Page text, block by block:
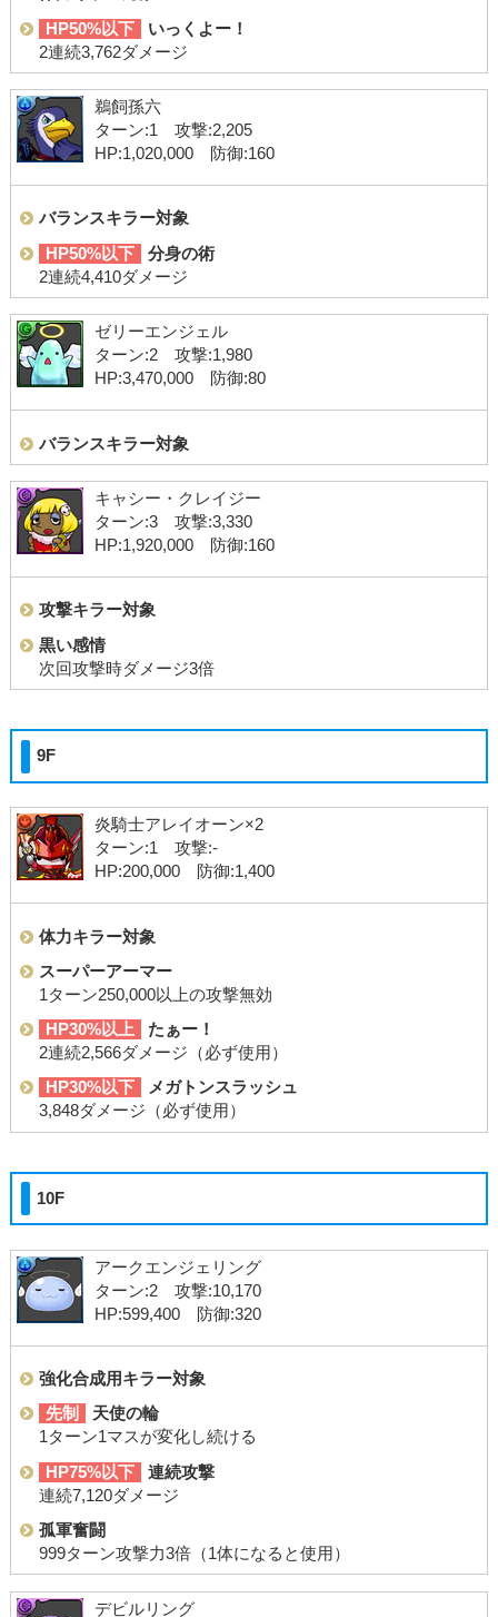
HP50%以下
いっくよー！
2連続3,762ダメージ
鵜飼孫六
ターン:1 攻撃:2,205
HP:1,020,000 防御:160
バランスキラー対象
HP50%以下
分身の術
2連続4,410ダメージ
ゼリーエンジェル
ターン:2 攻撃:1,980
HP:3,470,000 防御:80
バランスキラー対象
キャシー・クレイジー
ターン:3 攻撃:3,330
HP:1,920,000 防御:160
攻撃キラー対象
黒い感情
次回攻撃時ダメージ3倍
9F
炎騎士アレイオーン×2
ターン:1 攻撃:-
HP:200,000 防御:1,400
体力キラー対象
スーパーアーマー
1ターン250,000以上の攻撃無効
HP30%以上
たぁー！
2連続2,566ダメージ（必ず使用）
HP30%以下
メガトンスラッシュ
3,848ダメージ（必ず使用）
10F
アークエンジェリング
ターン:2 攻撃:10,170
HP:599,400 防御:320
強化合成用キラー対象
先制
天使の輪
1ターン1マスが変化し続ける
HP75%以下
連続攻撃
連続7,120ダメージ
孤軍奮闘
999ターン攻撃力3倍（1体になると使用）
デビルリング